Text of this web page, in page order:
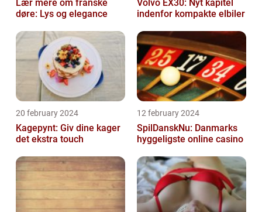
Lær mere om franske
døre: Lys og elegance
Volvo EX30: Nyt kapitel
indenfor kompakte elbiler
20 february 2024
Kagepynt: Giv dine kager
det ekstra touch
12 february 2024
SpilDanskNu: Danmarks
hyggeligste online casino